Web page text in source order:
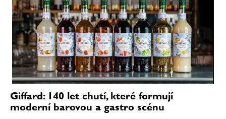
Giffard: 140 let chutí, které formují
moderní barovou a gastro scénu